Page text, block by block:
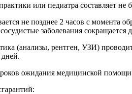
или педиатра составляет не
не позднее 2 часов с момента
заболевания сокращается
(анализы, рентген, УЗИ)
дней.
ожидания медицинской помощи